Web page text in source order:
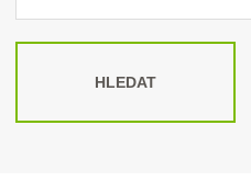
HLEDAT